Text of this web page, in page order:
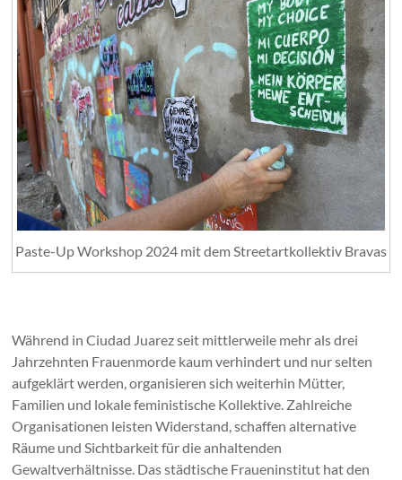
Paste-Up Workshop 2024 mit dem Streetartkollektiv Bravas
Während in Ciudad Juarez seit mittlerweile mehr als drei
Jahrzehnten Frauenmorde kaum verhindert und nur selten
aufgeklärt werden, organisieren sich weiterhin Mütter,
Familien und lokale feministische Kollektive. Zahlreiche
Organisationen leisten Widerstand, schaffen alternative
Räume und Sichtbarkeit für die anhaltenden
Gewaltverhältnisse. Das städtische Fraueninstitut hat den